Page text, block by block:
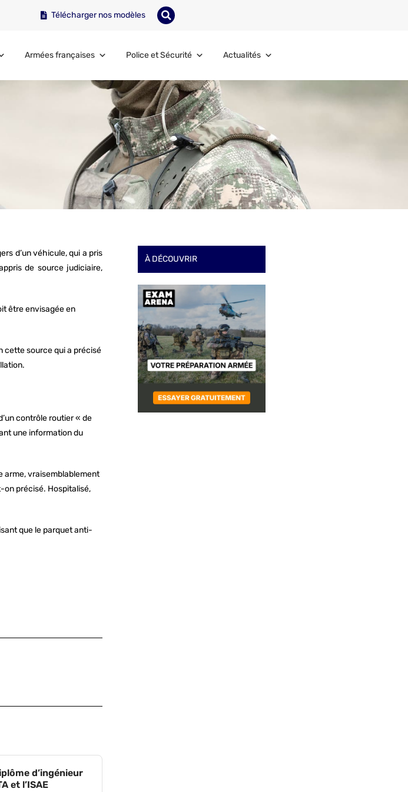
Télécharger nos modèles
Armées françaises Police et Sécurité Actualités
d’un véhicule, qui a pris
de source judiciaire,
être envisagée en
cette source qui a précisé
contrôle routier « de
une information du
arme, vraisemblablement
on précisé. Hospitalisé,
que le parquet anti-
d’ingénieur
et l’ISAE
À DÉCOUVRIR